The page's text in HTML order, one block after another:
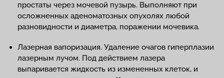
простаты через мочевой пузырь. Выполняют при
осложненных аденоматозных опухолях любой
разновидности и диаметра, поражении мочевика.
Лазерная вапоризация. Удаление очагов гиперплазии
лазерным лучом. Под действием лазера
выпаривается жидкость из измененных клеток, и